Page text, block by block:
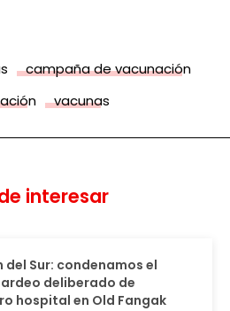
campaña de vacunación
vacunas
interesar
del Sur: condenamos el
deliberado de
hospital en Old Fangak